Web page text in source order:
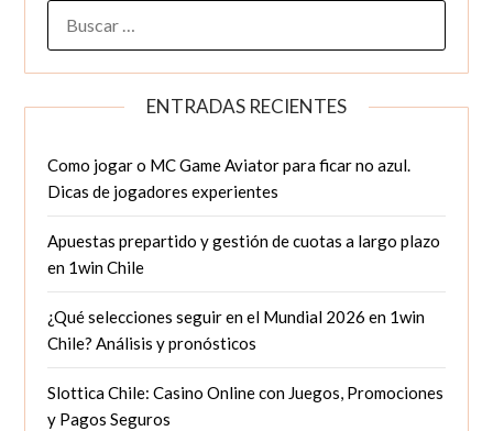
ENTRADAS RECIENTES
Como jogar o MC Game Aviator para ficar no azul.
Dicas de jogadores experientes
Apuestas prepartido y gestión de cuotas a largo plazo
en 1win Chile
¿Qué selecciones seguir en el Mundial 2026 en 1win
Chile? Análisis y pronósticos
Slottica Chile: Casino Online con Juegos, Promociones
y Pagos Seguros